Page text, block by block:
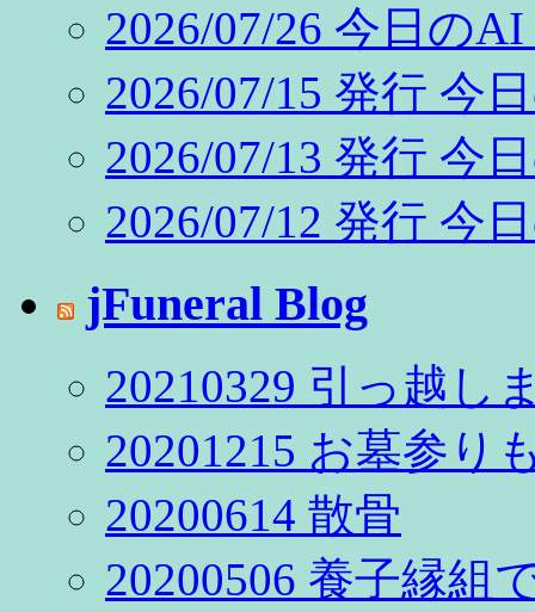
2026/07/26 今日のAI
2026/07/15 発行 今
2026/07/13 発行 今
2026/07/12 発行 今
jFuneral Blog
20210329 引っ越し
20201215 お墓参り
20200614 散骨
20200506 養子縁組